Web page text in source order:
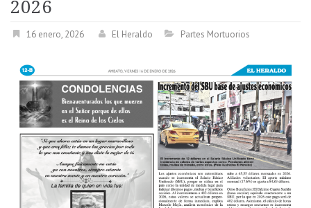
2026
16 enero, 2026 El Heraldo Partes Mortuorios